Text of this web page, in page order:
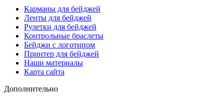
Карманы для бейджей
Ленты для бейджей
Рулетки для бейджей
Контрольные браслеты
Бейджи с логотипом
Принтер для бейджей
Наши материалы
Карта сайта
Дополнительно